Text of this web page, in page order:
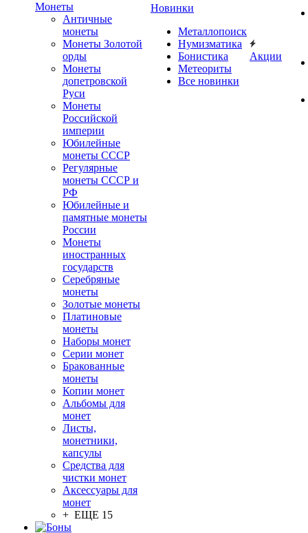
Монеты
Античные
монеты
Монеты Золотой
орды
Монеты
допетровской
Руси
Монеты
Российской
империи
Юбилейные
монеты СССР
Регулярные
монеты СССР и
РФ
Юбилейные и
памятные монеты
России
Монеты
иностранных
государств
Серебряные
монеты
Золотые монеты
Платиновые
монеты
Наборы монет
Серии монет
Бракованные
монеты
Копии монет
Альбомы для
монет
Листы,
монетники,
капсулы
Средства для
чистки монет
Аксессуары для
монет
+ ЕЩЕ 15
Новинки
Металлопоиск
Нумизматика
Бонистика
Метеориты
Все новинки
Акции